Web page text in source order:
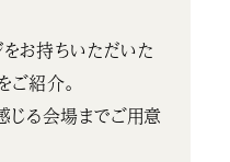
お持ちいただいた
ご紹介。
じる会場までご用意